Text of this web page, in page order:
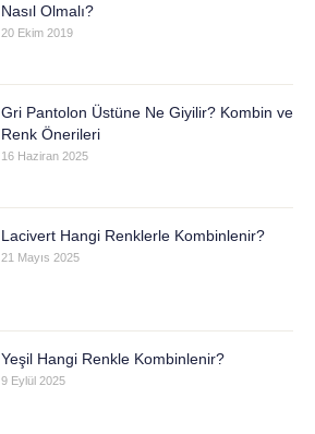
Nasıl Olmalı?
20 Ekim 2019
Gri Pantolon Üstüne Ne Giyilir? Kombin ve
Renk Önerileri
16 Haziran 2025
Lacivert Hangi Renklerle Kombinlenir?
21 Mayıs 2025
Yeşil Hangi Renkle Kombinlenir?
9 Eylül 2025